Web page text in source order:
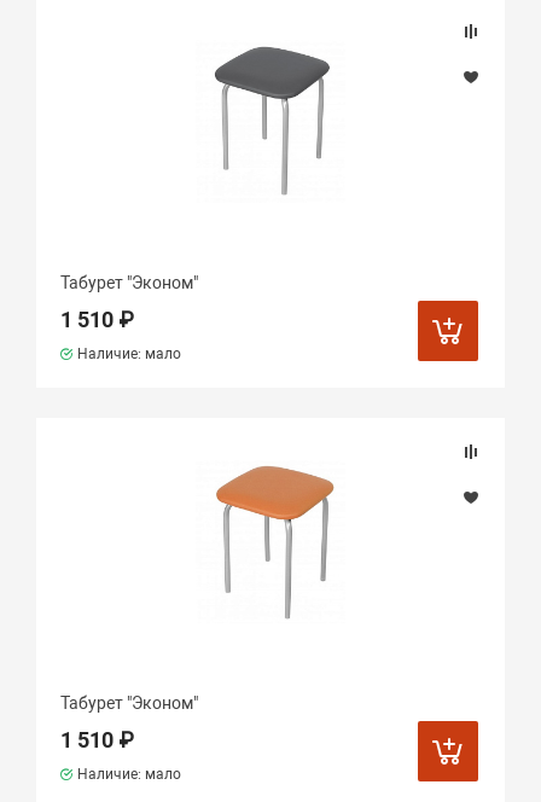
Табурет "Эконом"
1 510 ₽
Наличие: мало
Табурет "Эконом"
1 510 ₽
Наличие: мало